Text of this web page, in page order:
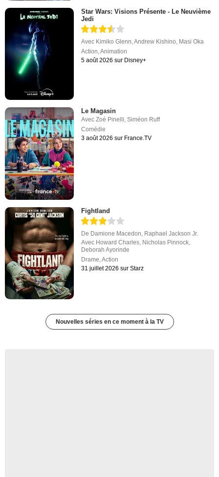
Star Wars: Visions Présente - Le Neuvième
Jedi
Avec Kimiko Glenn,Andrew Kishino, Masi Oka
Action,Animation
5 août 2026 sur Disney+
Le Magasin
AvecZoé Pinelli,Siméon Ruff
Comédie
3 août 2026 sur France.TV
Fightland
De Damione Macedon Raphael Jackson Jr.
Avec Howard Charles Nicholas Pinnock
Deborah Ayorinde
Drame ,Action
31 juillet 2026 sur Starz
Nouvelles séries en ce moment à la TV